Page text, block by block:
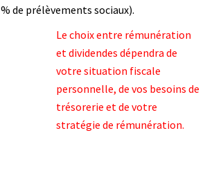
% de prélèvements sociaux).
Le choix entre rémunération
et dividendes dépendra de
votre situation fiscale
personnelle, de vos besoins de
trésorerie et de votre
stratégie de rémunération.